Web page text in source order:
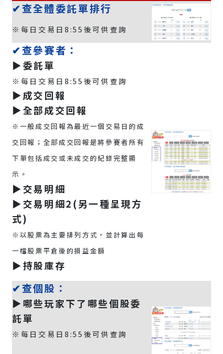
✔查全體委託單排行
※每日交易日8:55後可供查詢
✔查參賽者：
▶️委託單
※每日交易日8:55後可供查詢
▶️成交回報
▶️全部成交回報
※一般成交回報為最近一個交易日的成
交回報；全部成交回報是將參賽者所有
下單包括成交或未成交的紀錄完整顯
示。
▶️交易明細
▶️交易明細2(另一種呈現方
式)
※以股票為主要排列方式，並計算出每
一檔股票平倉後的損益金額
▶️持股庫存
✔查個股：
▶️哪些玩家下了哪些個股委
託單
※每日交易日8:55後可供查詢